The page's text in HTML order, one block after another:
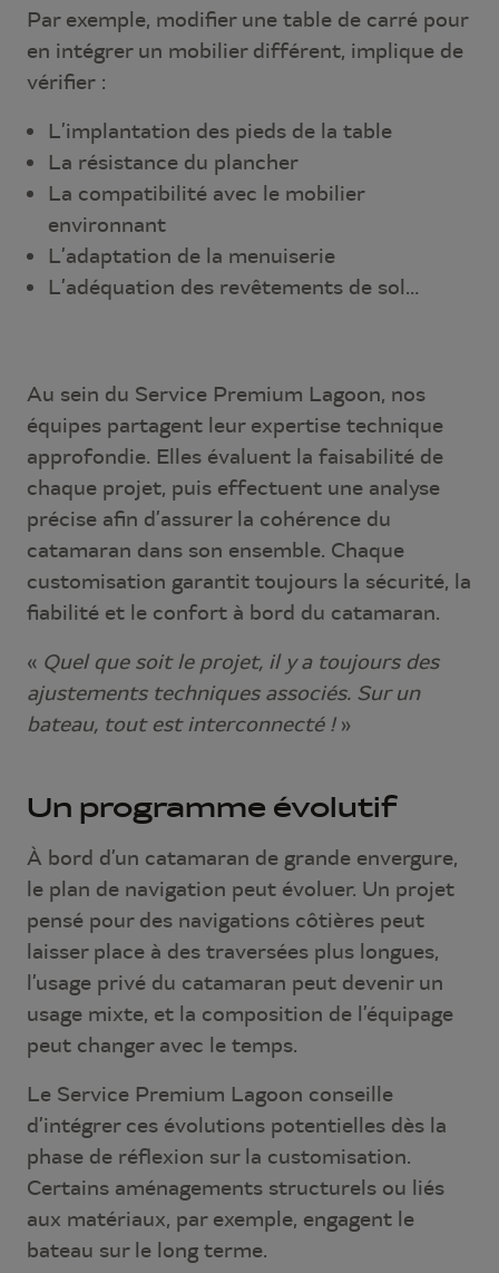
Par exemple, modifier une table de carré pour
en intégrer un mobilier différent, implique de
vérifier :
L’implantation des pieds de la table
La résistance du plancher
La compatibilité avec le mobilier
environnant
L’adaptation de la menuiserie
L’adéquation des revêtements de sol…
Au sein du Service Premium Lagoon, nos
équipes partagent leur expertise technique
approfondie. Elles évaluent la faisabilité de
chaque projet, puis effectuent une analyse
précise afin d’assurer la cohérence du
catamaran dans son ensemble. Chaque
customisation garantit toujours la sécurité, la
fiabilité et le confort à bord du catamaran.
« Quel que soit le projet, il y a toujours des
ajustements techniques associés. Sur un
bateau, tout est interconnecté !»
Un programme évolutif
À bord d’un catamaran de grande envergure,
le plan de navigation peut évoluer. Un projet
pensé pour des navigations côtières peut
laisser place à des traversées plus longues,
l’usage privé du catamaran peut devenir un
usage mixte, et la composition de l’équipage
peut changer avec le temps.
Le Service Premium Lagoon conseille
d’intégrer ces évolutions potentielles dès la
phase de réflexion sur la customisation.
Certains aménagements structurels ou liés
aux matériaux, par exemple, engagent le
bateau sur le long terme.